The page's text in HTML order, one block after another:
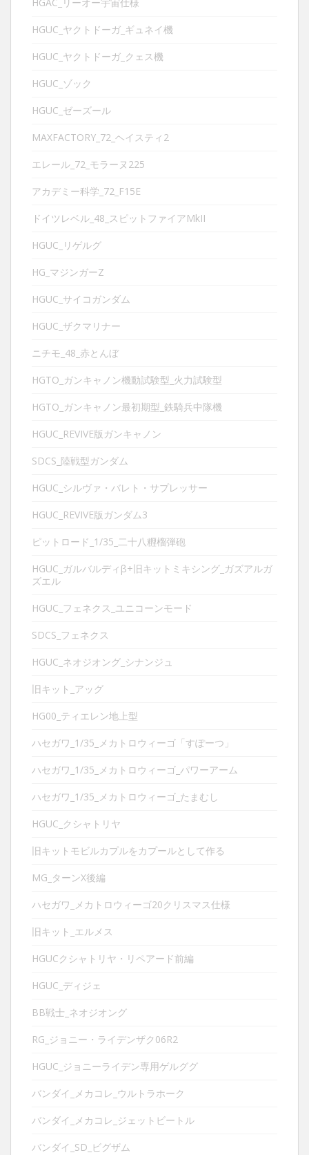
HGUC_ヤクトドーガ_ギュネイ機
HGUC_ヤクトドーガ_クェス機
HGUC_ゾック
HGUC_ゼーズール
MAXFACTORY_72_ヘイスティ2
エレール_72_モラーヌ225
アカデミー科学_72_F15E
ドイツレベル_48_スピットファイアMkII
HGUC_リゲルグ
HG_マジンガーZ
HGUC_サイコガンダム
HGUC_ザクマリナー
ニチモ_48_赤とんぼ
HGTO_ガンキャノン機動試験型_火力試験型
HGTO_ガンキャノン最初期型_鉄騎兵中隊機
HGUC_REVIVE版ガンキャノン
SDCS_陸戦型ガンダム
HGUC_シルヴァ・バレト・サプレッサー
HGUC_REVIVE版ガンダム3
ピットロード_1/35_二十八糎榴弾砲
HGUC_ガルバルディβ+旧キットミキシング_ガズアルガ
ズエル
HGUC_フェネクス_ユニコーンモード
SDCS_フェネクス
HGUC_ネオジオング_シナンジュ
旧キット_アッグ
HG00_ティエレン地上型
ハセガワ_1/35_メカトロウィーゴ「すぽーつ」
ハセガワ_1/35_メカトロウィーゴ_パワーアーム
ハセガワ_1/35_メカトロウィーゴ_たまむし
HGUC_クシャトリヤ
旧キットモビルカプルをカプールとして作る
MG_ターンX後編
ハセガワ_メカトロウィーゴ20クリスマス仕様
旧キット_エルメス
HGUCクシャトリヤ・リペアード前編
HGUC_ディジェ
BB戦士_ネオジオング
RG_ジョニー・ライデンザク06R2
HGUC_ジョニーライデン専用ゲルググ
バンダイ_メカコレ_ウルトラホーク
バンダイ_メカコレ_ジェットビートル
バンダイ_SD_ビグザム